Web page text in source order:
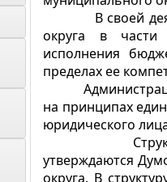
В своей
округа в части
исполнения
пределах ее
на принципах
юридического
Структура
утверждаются
округа. В